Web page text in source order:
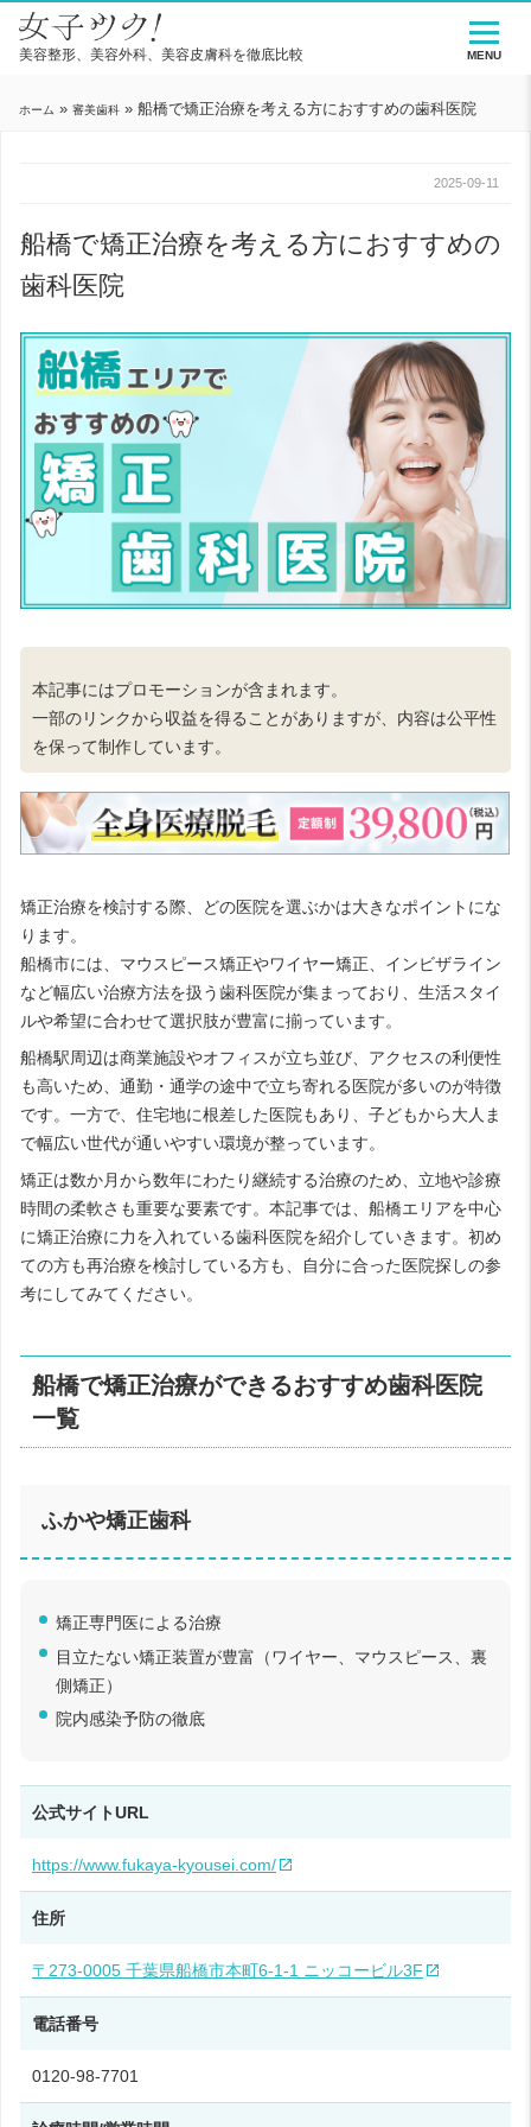
美容整形、美容外科、美容皮膚科を徹底比較
ホーム » 審美歯科 » 船橋で矯正治療を考える方におすすめの歯科医院
2025-09-11
船橋で矯正治療を考える方におすすめの
歯科医院
本記事にはプロモーションが含まれます。
一部のリンクから収益を得ることがありますが、内容は公平性
を保って制作しています。
矯正治療を検討する際、どの医院を選ぶかは大きなポイントにな
ります。
船橋市には、マウスピース矯正やワイヤー矯正、インビザライン
など幅広い治療方法を扱う歯科医院が集まっており、生活スタイ
ルや希望に合わせて選択肢が豊富に揃っています。
船橋駅周辺は商業施設やオフィスが立ち並び、アクセスの利便性
も高いため、通勤・通学の途中で立ち寄れる医院が多いのが特徴
です。一方で、住宅地に根差した医院もあり、子どもから大人ま
で幅広い世代が通いやすい環境が整っています。
矯正は数か月から数年にわたり継続する治療のため、立地や診療
時間の柔軟さも重要な要素です。本記事では、船橋エリアを中心
に矯正治療に力を入れている歯科医院を紹介していきます。初め
ての方も再治療を検討している方も、自分に合った医院探しの参
考にしてみてください。
船橋で矯正治療ができるおすすめ歯科医院
一覧
ふかや矯正歯科
矯正専門医による治療
目立たない矯正装置が豊富（ワイヤー、マウスピース、裏
側矯正）
院内感染予防の徹底
公式サイトURL
https://www.fukaya-kyousei.com/
住所
〒273-0005 千葉県船橋市本町6-1-1 ニッコービル3F
電話番号
0120-98-7701
MENU